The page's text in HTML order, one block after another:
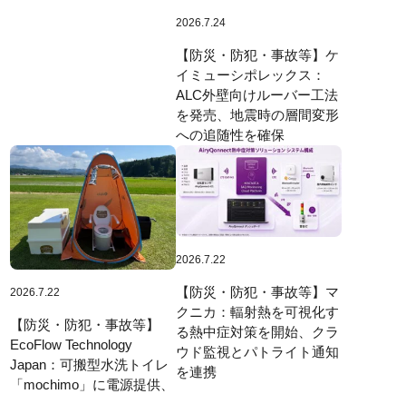
2026.7.24
【防災・防犯・事故等】ケ
イミューシポレックス：
ALC外壁向けルーバー工法
を発売、地震時の層間変形
への追随性を確保
2026.7.22
【防災・防犯・事故等】
EcoFlow Technology
Japan：可搬型水洗トイレ
「mochimo」に電源提供、
2026.7.22
【防災・防犯・事故等】マ
クニカ：輻射熱を可視化す
る熱中症対策を開始、クラ
ウド監視とパトライト通知
を連携